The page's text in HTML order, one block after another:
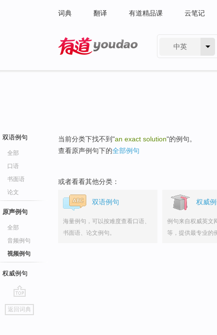
词典 翻译 有道精品课 云笔记
中英
双语例句
全部
口语
书面语
论文
原声例句
全部
音频例句
视频例句
权威例句
go
top
返回词典
当前分类下找不到"an exact solution"的例句。
查看原声例句下的全部例句
或者看看其他分类：
双语例句
海量例句，可以按难度查看口语、
书面语、论文例句。
权威
例句来自权威英文
等，提供最专业的